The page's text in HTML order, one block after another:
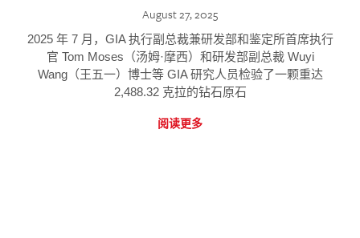
August 27, 2025
2025 年 7 月，GIA 执行副总裁兼研发部和鉴定所首席执行
官 Tom Moses（汤姆·摩西）和研发部副总裁 Wuyi
Wang（王五一）博士等 GIA 研究人员检验了一颗重达
2,488.32 克拉的钻石原石
阅读更多